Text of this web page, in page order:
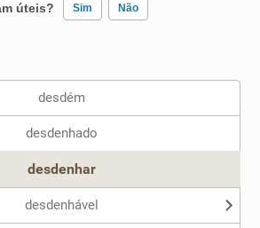
úteis? Sim Não
apresentados me ajudou
desdém
desdenhado
desdenhar
desdenhável